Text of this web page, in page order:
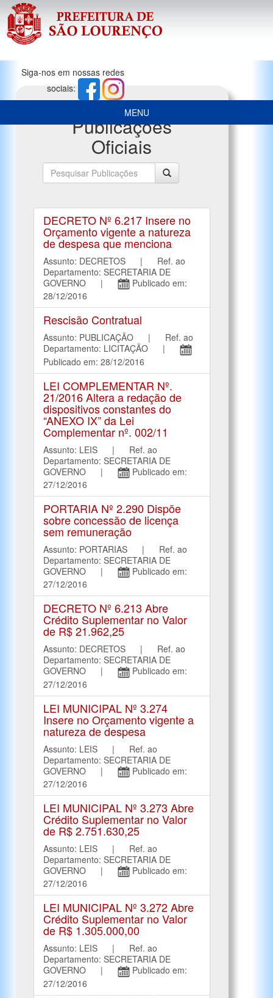
Siga-nos em nossas redes
sociais:
MENU
Publicações
Oficiais
DECRETO Nº 6.217 Insere no
Orçamento vigente a natureza
de despesa que menciona
Assunto: DECRETOS | Ref. ao
Departamento: SECRETARIA DE
GOVERNO |
Publicado em:
28/12/2016
Rescisão Contratual
Assunto: PUBLICAÇÃO | Ref. ao
Departamento: LICITAÇÃO |
Publicado em: 28/12/2016
LEI COMPLEMENTAR Nº.
21/2016 Altera a redação de
dispositivos constantes do
“ANEXO IX” da Lei
Complementar nº. 002/11
Assunto: LEIS | Ref. ao
Departamento: SECRETARIA DE
GOVERNO |
Publicado em:
27/12/2016
PORTARIA Nº 2.290 Dispõe
sobre concessão de licença
sem remuneração
Assunto: PORTARIAS | Ref. ao
Departamento: SECRETARIA DE
GOVERNO |
Publicado em:
27/12/2016
DECRETO Nº 6.213 Abre
Crédito Suplementar no Valor
de R$ 21.962,25
Assunto: DECRETOS | Ref. ao
Departamento: SECRETARIA DE
GOVERNO |
Publicado em:
27/12/2016
LEI MUNICIPAL Nº 3.274
Insere no Orçamento vigente a
natureza de despesa
Assunto: LEIS | Ref. ao
Departamento: SECRETARIA DE
GOVERNO |
Publicado em:
27/12/2016
LEI MUNICIPAL Nº 3.273 Abre
Crédito Suplementar no Valor
de R$ 2.751.630,25
Assunto: LEIS | Ref. ao
Departamento: SECRETARIA DE
GOVERNO |
Publicado em:
27/12/2016
LEI MUNICIPAL Nº 3.272 Abre
Crédito Suplementar no Valor
de R$ 1.305.000,00
Assunto: LEIS | Ref. ao
Departamento: SECRETARIA DE
GOVERNO |
Publicado em:
27/12/2016